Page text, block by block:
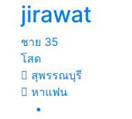
jirawat
ชาย 35
โสด
สุพรรณบุรี
หาแฟน